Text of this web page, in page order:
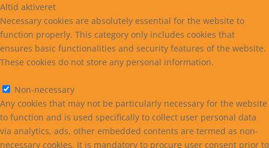
Altid aktiveret
Necessary cookies are absolutely essential for the website to
function properly. This category only includes cookies that
ensures basic functionalities and security features of the website.
These cookies do not store any personal information.
Non-necessary
Any cookies that may not be particularly necessary for the website
to function and is used specifically to collect user personal data
via analytics, ads, other embedded contents are termed as non-
necessary cookies. It is mandatory to procure user consent prior to